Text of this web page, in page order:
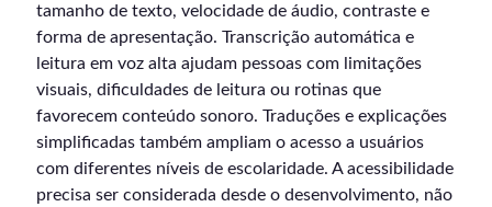
tamanho de texto, velocidade de áudio, contraste e
forma de apresentação. Transcrição automática e
leitura em voz alta ajudam pessoas com limitações
visuais, dificuldades de leitura ou rotinas que
favorecem conteúdo sonoro. Traduções e explicações
simplificadas também ampliam o acesso a usuários
com diferentes níveis de escolaridade. A acessibilidade
precisa ser considerada desde o desenvolvimento, não